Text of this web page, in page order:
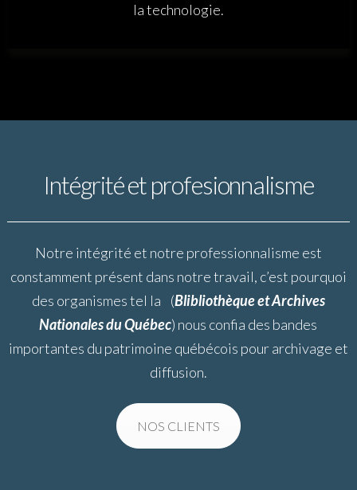
la technologie.
Intégrité et profesionnalisme
Notre intégrité et notre professionnalisme est
constamment présent dans notre travail, c’est pourquoi
des organismes tel la
(Blibliothèque et Archives
Nationales du Québec) nous confia des bandes
importantes du patrimoine québécois pour archivage et
diffusion.
NOS CLIENTS